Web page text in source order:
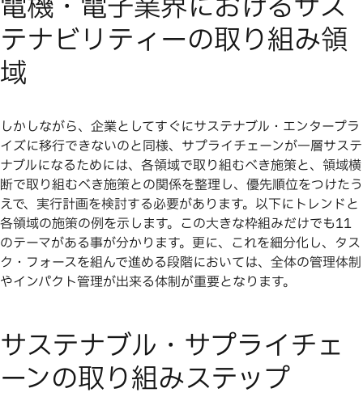
電機・電子業界におけるサス
テナビリティーの取り組み領
域
しかしながら、企業としてすぐにサステナブル・エンタープラ
イズに移行できないのと同様、サプライチェーンが一層サステ
ナブルになるためには、各領域で取り組むべき施策と、領域横
断で取り組むべき施策との関係を整理し、優先順位をつけたう
えで、実行計画を検討する必要があります。以下にトレンドと
各領域の施策の例を示します。この大きな枠組みだけでも11
のテーマがある事が分かります。更に、これを細分化し、タス
ク・フォースを組んで進める段階においては、全体の管理体制
やインパクト管理が出来る体制が重要となります。
サステナブル・サプライチェ
ーンの取り組みステップ